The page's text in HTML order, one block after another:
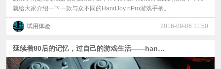
就给大家介绍一下一款与众不同的HandJoy nPro游戏手柄。
试用体验 2016-09-06 11:50
延续着80后的记忆，过自己的游戏生活——handjoy nPro